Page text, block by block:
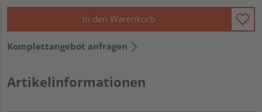
In den Warenkorb
Komplettangebot anfragen
Artikelinformationen